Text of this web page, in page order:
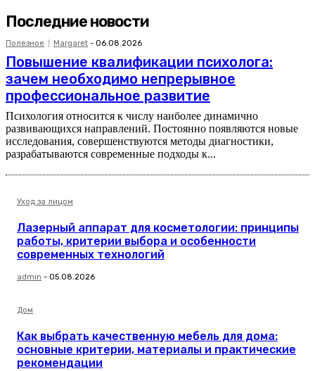
Последние новости
Полезное Margaret - 06.08.2026
Повышение квалификации психолога:
зачем необходимо непрерывное
профессиональное развитие
Психология относится к числу наиболее динамично
развивающихся направлений. Постоянно появляются новые
исследования, совершенствуются методы диагностики,
разрабатываются современные подходы к...
Уход за лицом
Лазерный аппарат для косметологии: принципы
работы, критерии выбора и особенности
современных технологий
admin - 05.08.2026
Дом
Как выбрать качественную мебель для дома:
основные критерии, материалы и практические
рекомендации